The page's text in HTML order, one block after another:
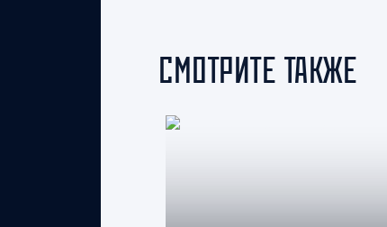
СМОТРИТЕ ТАКЖЕ